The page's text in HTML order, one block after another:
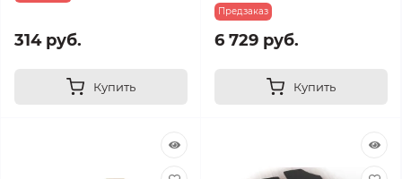
314 руб.
Купить
Предзаказ
6 729 руб.
Купить